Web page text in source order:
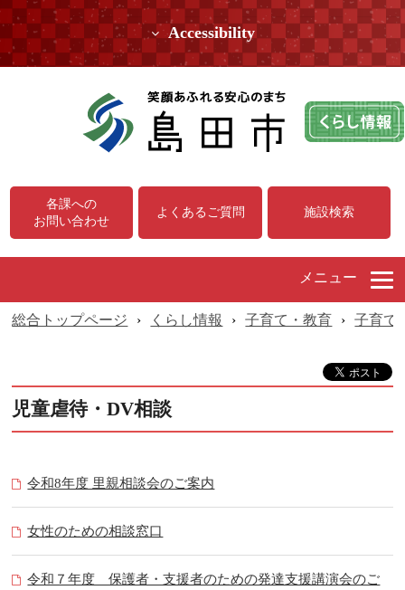
Accessibility
各課への
お問い合わせ
よくあるご質問 施設検索
メニュー
総合トップページ › くらし情報 › 子育て・教育 › 子育て
児童虐待・DV相談
令和8年度 里親相談会のご案内
女性のための相談窓口
令和７年度 保護者・支援者のための発達支援講演会のご